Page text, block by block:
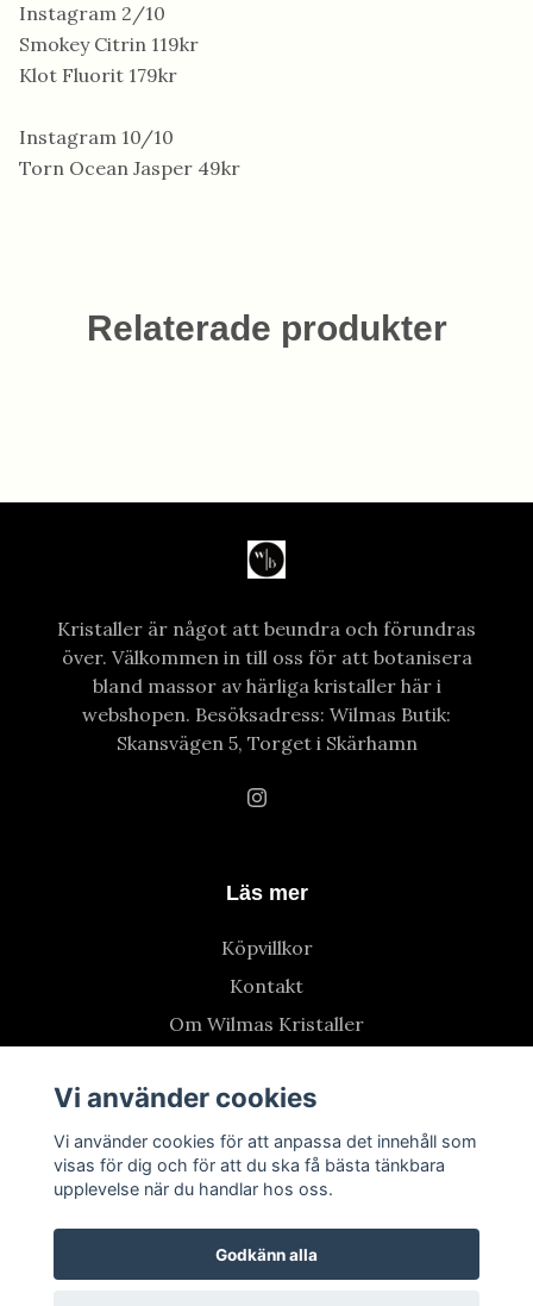
Instagram 2/10
Smokey Citrin 119kr
Klot Fluorit 179kr
Instagram 10/10
Torn Ocean Jasper 49kr
Relaterade produkter
Kristaller är något att beundra och förundras
över. Välkommen in till oss för att botanisera
bland massor av härliga kristaller här i
webshopen. Besöksadress: Wilmas Butik:
Skansvägen 5, Torget i Skärhamn
Läs mer
Köpvillkor
Kontakt
Om Wilmas Kristaller
Vi använder cookies
Vi använder cookies för att anpassa det innehåll som
visas för dig och för att du ska få bästa tänkbara
upplevelse när du handlar hos oss.
Godkänn alla